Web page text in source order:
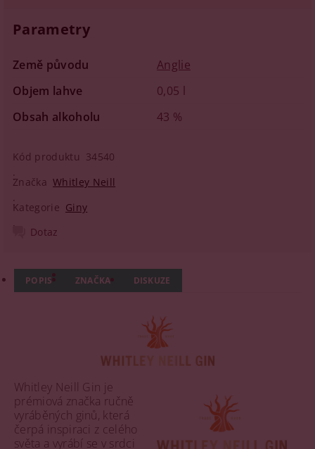
Parametry
Země původu
Anglie
Objem lahve
0,05 l
Obsah alkoholu
43 %
Kód produktu 34540
Značka Whitley Neill
Kategorie Giny
Dotaz
POPIS ZNAČKA DISKUZE
Whitley Neill Gin je
prémiová značka ručně
vyráběných ginů, která
čerpá inspiraci z celého
světa a vyrábí se v srdci